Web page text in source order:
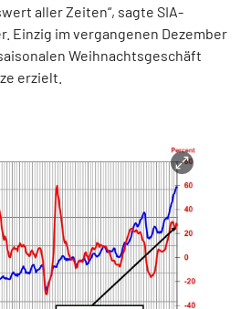
aller Zeiten“, sagte SIA-
Einzig im vergangenen Dezember
Weihnachtsgeschäft
erzielt.